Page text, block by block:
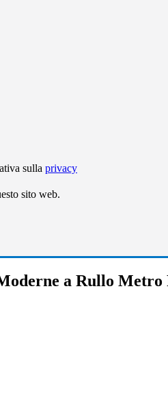
sulla privacy
sito web.
a Rullo Metro